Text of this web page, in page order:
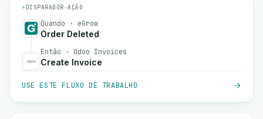
⚡ DISPARADOR→AÇÃO
Quando · eGrow
Order Deleted
Então · Odoo Invoices
Create Invoice
USE ESTE FLUXO DE TRABALHO